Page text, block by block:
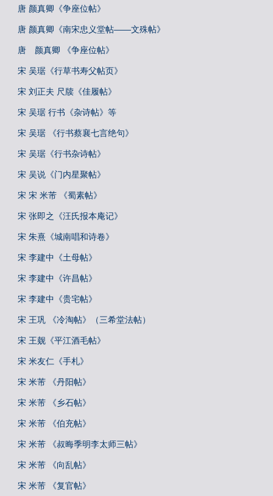
唐 颜真卿《争座位帖》
唐 颜真卿《南宋忠义堂帖——文殊帖》
唐 颜真卿 《争座位帖》
宋 吴琚《行草书寿父帖页》
宋 刘正夫 尺牍《佳履帖》
宋 吴琚 行书《杂诗帖》等
宋 吴琚 《行书蔡襄七言绝句》
宋 吴琚《行书杂诗帖》
宋 吴说《门内星聚帖》
宋 宋 米芾 《蜀素帖》
宋 张即之《汪氏报本庵记》
宋 朱熹《城南唱和诗卷》
宋 李建中《土母帖》
宋 李建中《许昌帖》
宋 李建中《贵宅帖》
宋 王巩 《冷淘帖》（三希堂法帖）
宋 王觌《平江酒毛帖》
宋 米友仁《手札》
宋 米芾 《丹阳帖》
宋 米芾 《乡石帖》
宋 米芾 《伯充帖》
宋 米芾 《叔晦季明李太师三帖》
宋 米芾 《向乱帖》
宋 米芾 《复官帖》